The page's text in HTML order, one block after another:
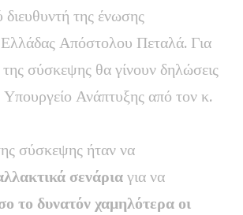
διευθυντή της ένωσης
Απόστολου Πεταλά. Για
σύσκεψης θα γίνουν δηλώσεις
Ανάπτυξης από τον κ.
σύσκεψης ήταν να
σενάρια για να
το δυνατόν χαμηλότερα οι